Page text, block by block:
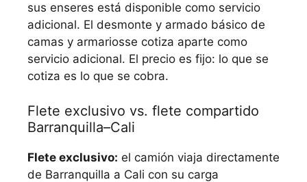
sus enseres está disponible como servicio
adicional. El desmonte y armado básico de
camas y armariosse cotiza aparte como
servicio adicional. El precio es fijo: lo que se
cotiza es lo que se cobra.
Flete exclusivo vs. flete compartido
Barranquilla–Cali
Flete exclusivo: el camión viaja directamente
de Barranquilla a Cali con su carga